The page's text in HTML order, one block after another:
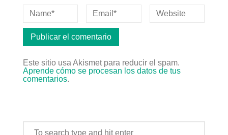
Este sitio usa Akismet para reducir el spam.
Aprende cómo se procesan los datos de tus
comentarios.